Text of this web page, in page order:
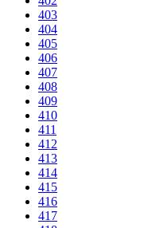
403
404
405
406
407
408
409
410
411
412
413
414
415
416
417